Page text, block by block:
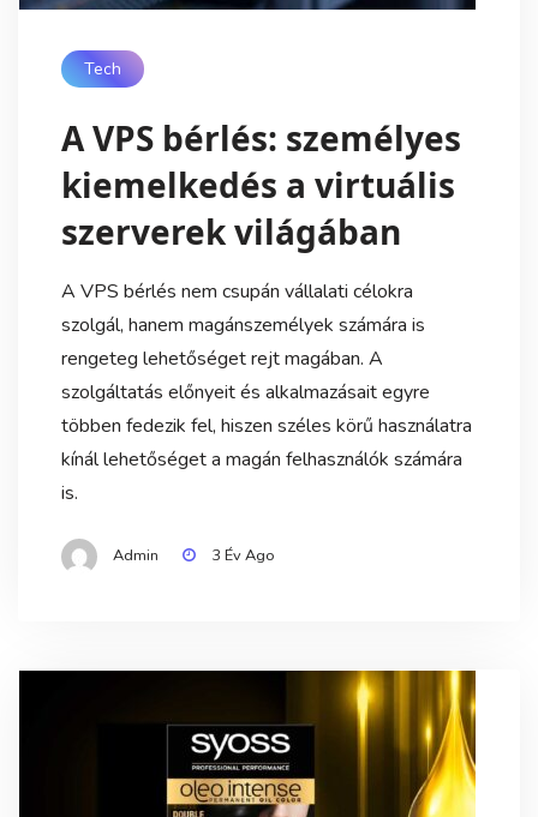
Tech
A VPS bérlés: személyes
kiemelkedés a virtuális
szerverek világában
A VPS bérlés nem csupán vállalati célokra
szolgál, hanem magánszemélyek számára is
rengeteg lehetőséget rejt magában. A
szolgáltatás előnyeit és alkalmazásait egyre
többen fedezik fel, hiszen széles körű használatra
kínál lehetőséget a magán felhasználók számára
is.
Admin 3 Év Ago